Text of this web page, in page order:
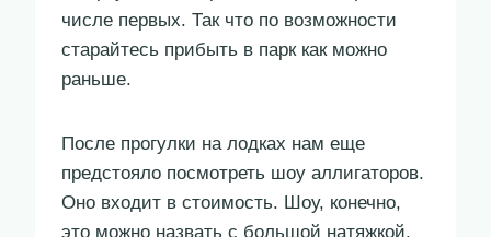
числе первых. Так что по возможности
старайтесь прибыть в парк как можно
раньше.
После прогулки на лодках нам еще
предстояло посмотреть шоу аллигаторов.
Оно входит в стоимость. Шоу, конечно,
это можно назвать с большой натяжкой.